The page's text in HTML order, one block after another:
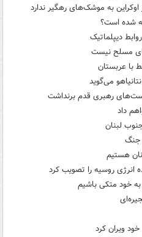
به موشک‌های رهگیر ندارد
شده است؟
دیپلماتیک
مسلح نیست
با عربستان
می‌گوید
رهبری قدم برنداشت
داد
لبنان
هستیم
انرژی روسیه را تصویب کرد
خود متکی باشیم
ویران کرد